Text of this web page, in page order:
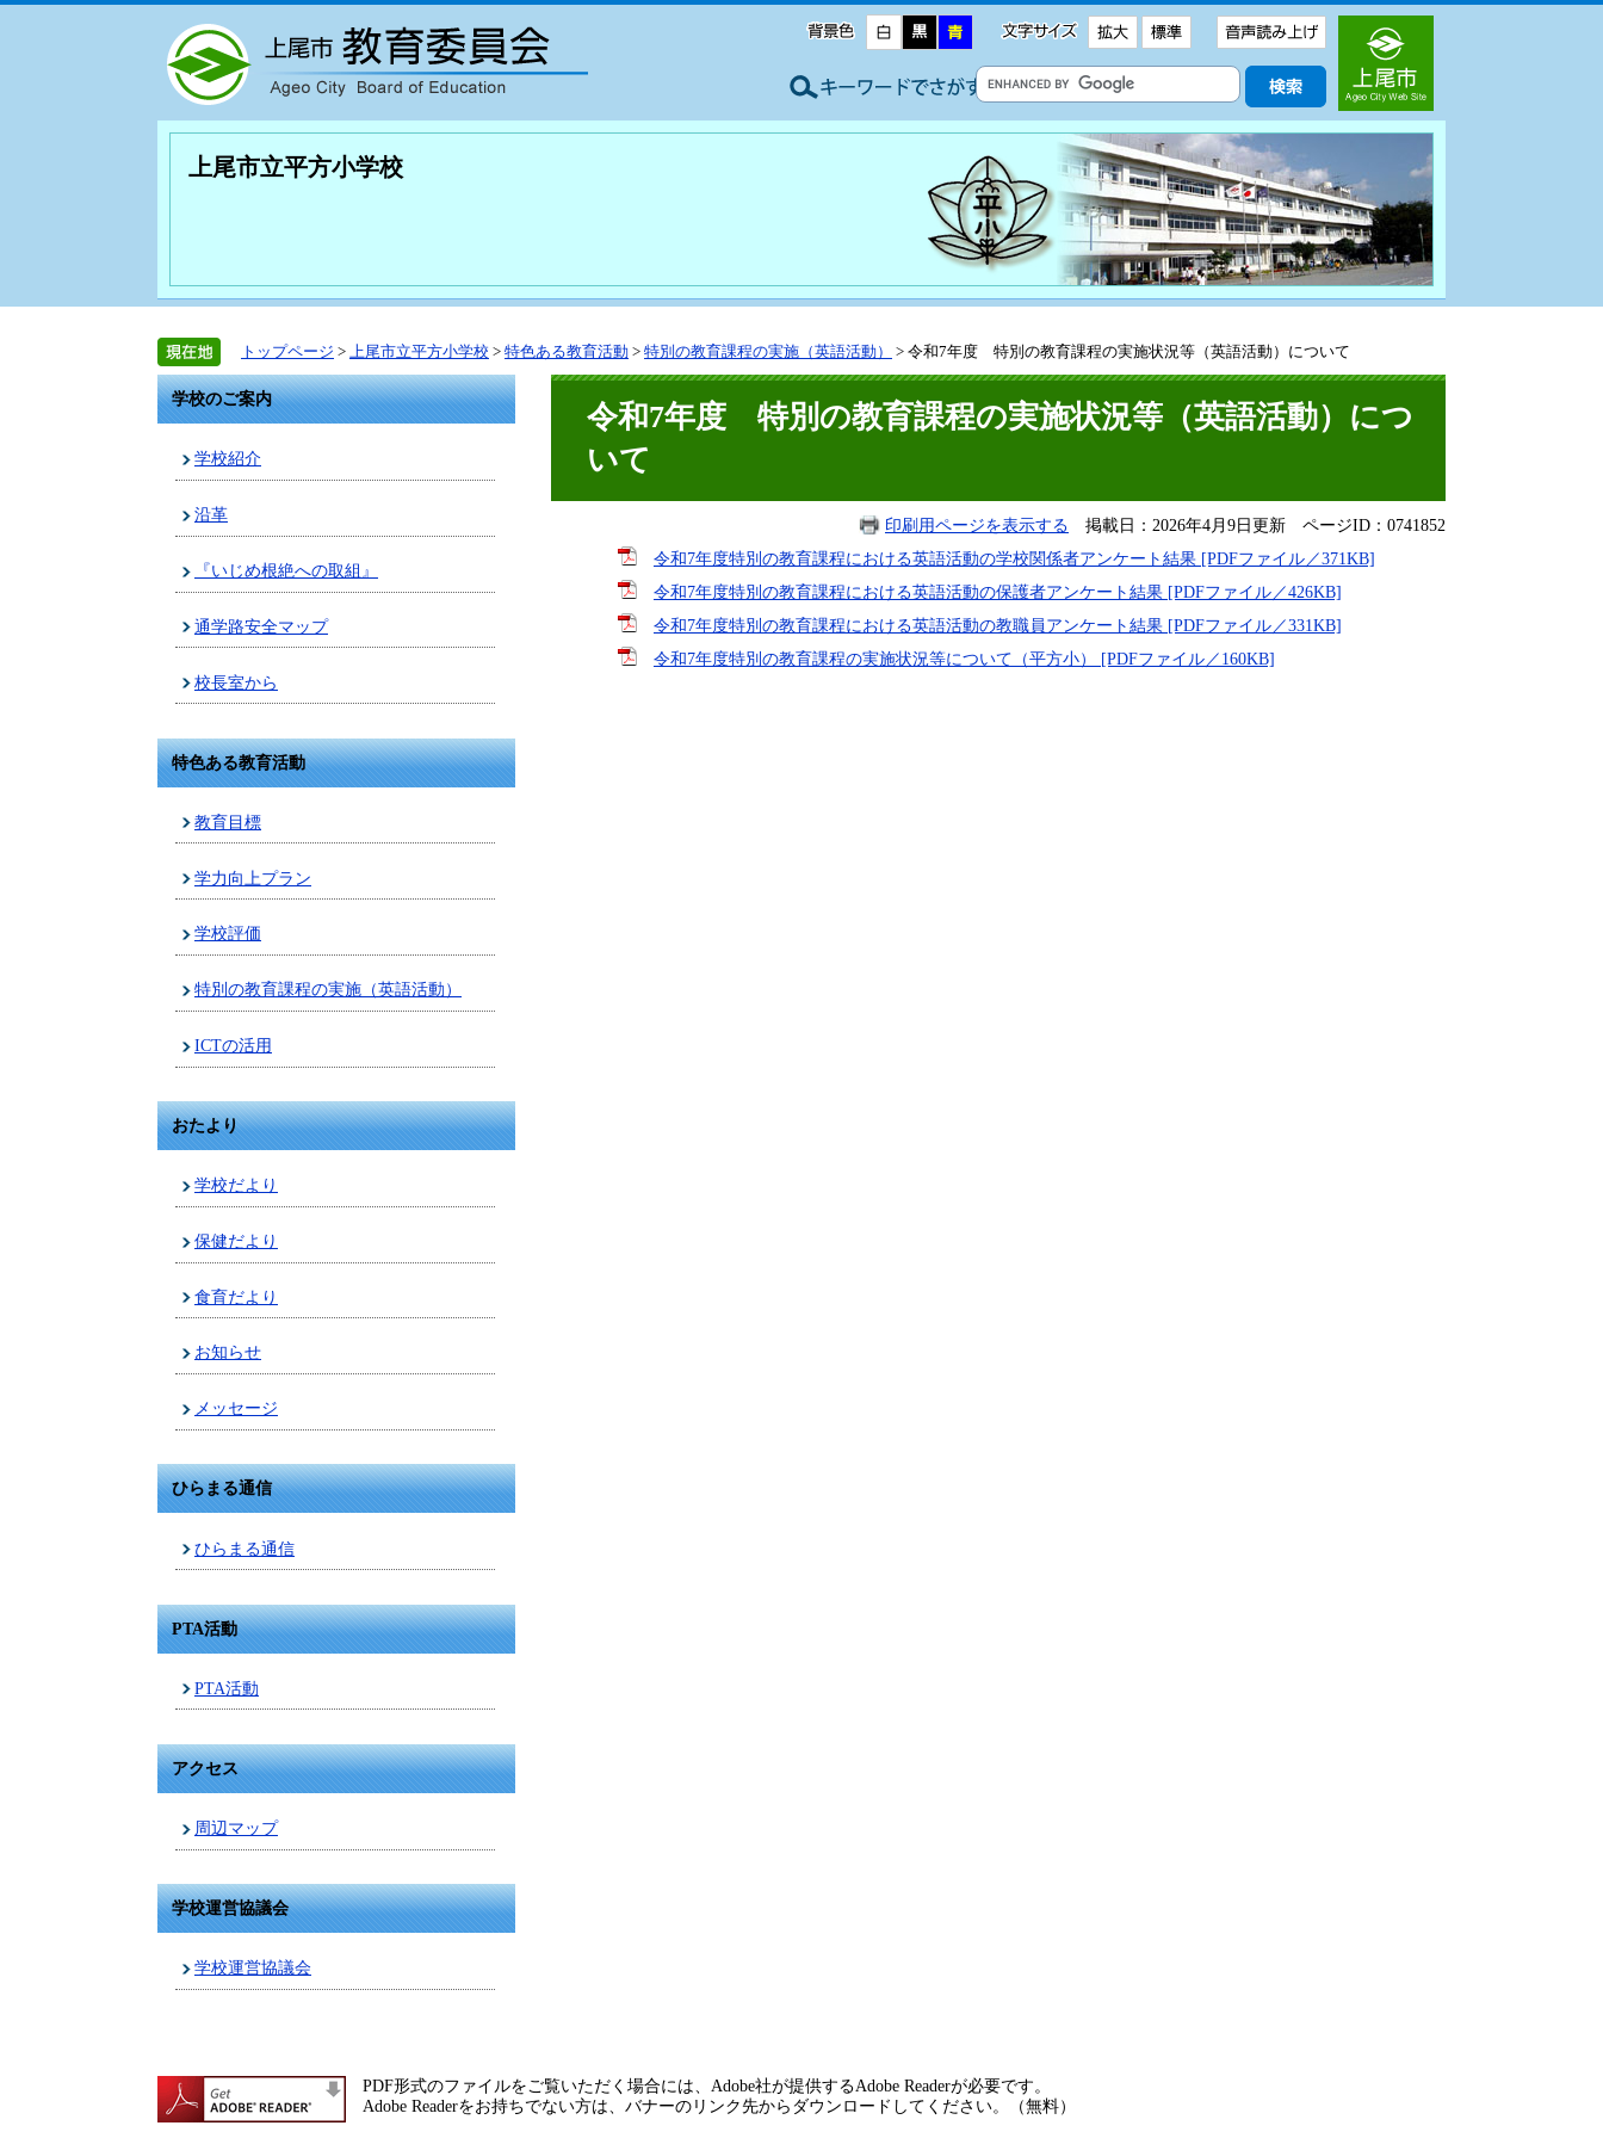
上尾市立平方小学校
トップページ > 上尾市立平方小学校 > 特色ある教育活動 > 特別の教育課程の実施（英語活動） > 令和7年度 特別の教育課程の実施状況等（英語活動）について
学校のご案内
学校紹介
沿革
『いじめ根絶への取組』
通学路安全マップ
校長室から
特色ある教育活動
教育目標
学力向上プラン
学校評価
特別の教育課程の実施（英語活動）
ICTの活用
おたより
学校だより
保健だより
食育だより
お知らせ
メッセージ
ひらまる通信
ひらまる通信
PTA活動
PTA活動
アクセス
周辺マップ
学校運営協議会
学校運営協議会
令和7年度 特別の教育課程の実施状況等（英語活動）につ
いて
印刷用ページを表示する 掲載日：2026年4月9日更新 ページID：0741852
令和7年度特別の教育課程における英語活動の学校関係者アンケート結果 [PDFファイル／371KB]
令和7年度特別の教育課程における英語活動の保護者アンケート結果 [PDFファイル／426KB]
令和7年度特別の教育課程における英語活動の教職員アンケート結果 [PDFファイル／331KB]
令和7年度特別の教育課程の実施状況等について（平方小） [PDFファイル／160KB]
PDF形式のファイルをご覧いただく場合には、Adobe社が提供するAdobe Readerが必要です。
Adobe Readerをお持ちでない方は、バナーのリンク先からダウンロードしてください。（無料）